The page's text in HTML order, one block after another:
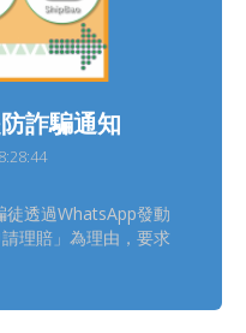
詐騙通知
透過WhatsApp發動
理賠」為理由，要求
可在官網獲取